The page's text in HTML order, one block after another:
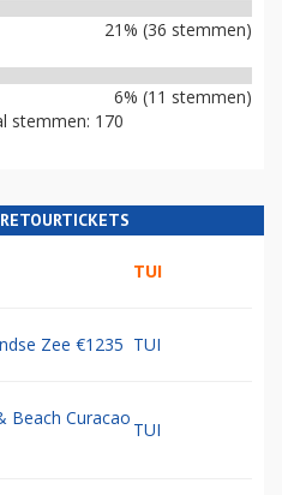
21% (36 stemmen)
6% (11 stemmen)
stemmen: 170
TUI
Zee €1235 TUI
Beach Curacao
TUI